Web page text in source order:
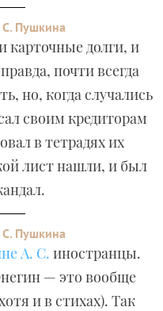
Пушкина
карточные долги, и
почти всегда
но, когда случались
своим кредиторам
в тетрадях их
лист нашли, и был
Пушкина
А. С. иностранцы.
— это вообще
и в стихах). Так